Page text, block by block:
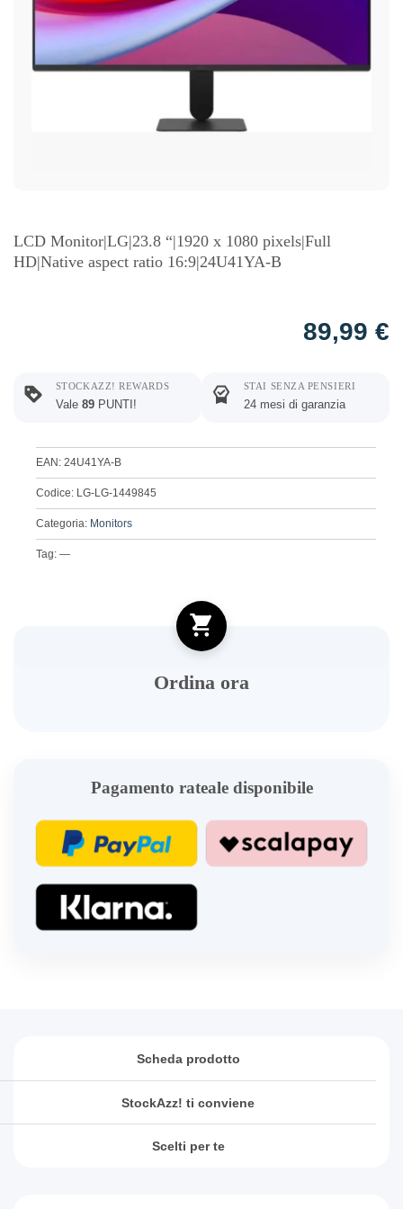
LCD Monitor|LG|23.8 “|1920 x 1080 pixels|Full
HD|Native aspect ratio 16:9|24U41YA-B
89,99 €
STOCKAZZ! REWARDS
Vale 89 PUNTI!
STAI SENZA PENSIERI
24 mesi di garanzia
EAN: 24U41YA-B
Codice: LG-LG-1449845
Categoria: Monitors
Tag: —
Ordina ora
Pagamento rateale disponibile
Scheda prodotto
StockAzz! ti conviene
Scelti per te